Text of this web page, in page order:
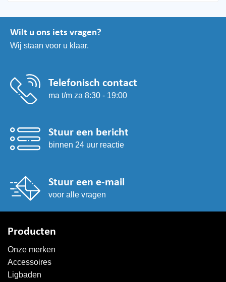
Wilt u ons iets vragen?
Wij staan voor u klaar.
Telefonisch contact
ma t/m za 8:30 - 19:00
Stuur een bericht
binnen 24 uur reactie
Stuur een e-mail
voor alle vragen
Producten
Onze merken
Accessoires
Ligbaden